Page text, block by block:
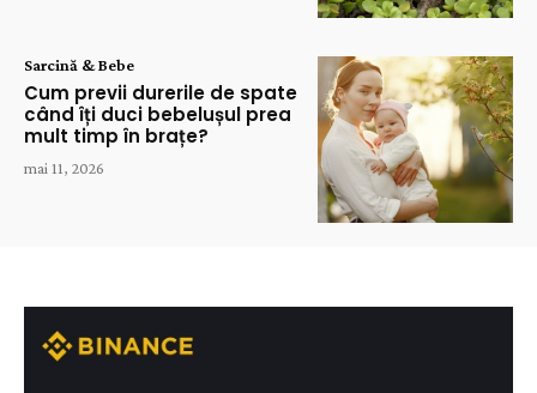
Sarcină & Bebe
Cum previi durerile de spate
când îți duci bebelușul prea
mult timp în brațe?
mai 11, 2026